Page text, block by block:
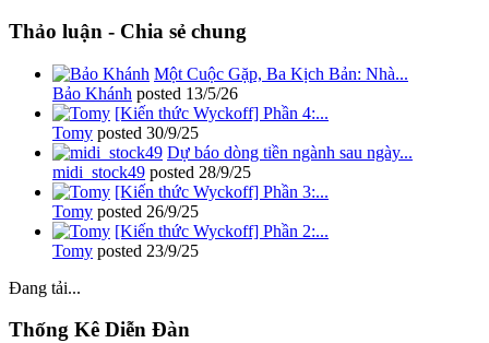
Thảo luận - Chia sẻ chung
Một Cuộc Gặp, Ba Kịch Bản: Nhà...
Bảo Khánh posted 13/5/26
[Kiến thức Wyckoff] Phần 4:...
Tomy posted 30/9/25
Dự báo dòng tiền ngành sau ngày...
midi_stock49 posted 28/9/25
[Kiến thức Wyckoff] Phần 3:...
Tomy posted 26/9/25
[Kiến thức Wyckoff] Phần 2:...
Tomy posted 23/9/25
Đang tải...
Thống Kê Diễn Đàn